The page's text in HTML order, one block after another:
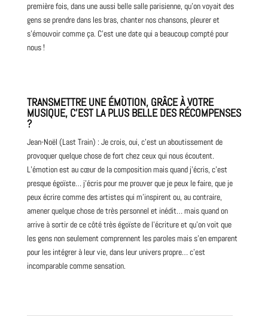
première fois, dans une aussi belle salle parisienne, qu’on voyait des
gens se prendre dans les bras, chanter nos chansons, pleurer et
s’émouvoir comme ça. C’est une date qui a beaucoup compté pour
nous !
TRANSMETTRE UNE ÉMOTION, GRÂCE À VOTRE
MUSIQUE, C’EST LA PLUS BELLE DES RÉCOMPENSES
?
Jean-Noël (Last Train) : Je crois, oui, c’est un aboutissement de
provoquer quelque chose de fort chez ceux qui nous écoutent.
L’émotion est au cœur de la composition mais quand j’écris, c’est
presque égoïste… j’écris pour me prouver que je peux le faire, que je
peux écrire comme des artistes qui m’inspirent ou, au contraire,
amener quelque chose de très personnel et inédit… mais quand on
arrive à sortir de ce côté très égoïste de l’écriture et qu’on voit que
les gens non seulement comprennent les paroles mais s’en emparent
pour les intégrer à leur vie, dans leur univers propre… c’est
incomparable comme sensation.